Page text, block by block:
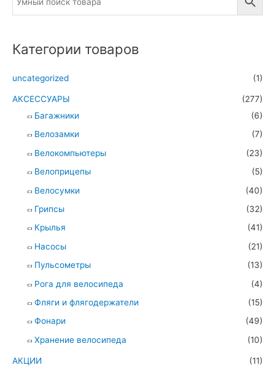
Категории товаров
uncategorized (1)
АКСЕССУАРЫ
(277)
Багажники
(6)
Велозамки
(7)
Велокомпьютеры
(23)
Велоприцепы
(5)
Велосумки
(40)
Грипсы
(32)
Крылья
(41)
Насосы
(21)
Пульсометры
(13)
Рога для велосипеда
(4)
Фляги и флягодержатели
(15)
Фонари
(49)
Хранение велосипеда
(10)
АКЦИИ (11)